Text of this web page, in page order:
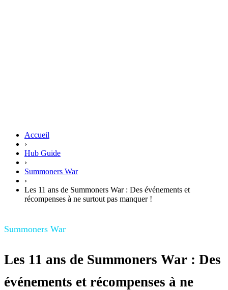
Accueil
›
Hub Guide
›
Summoners War
›
Les 11 ans de Summoners War : Des événements et
récompenses à ne surtout pas manquer !
Summoners War
Les 11 ans de Summoners War : Des
événements et récompenses à ne